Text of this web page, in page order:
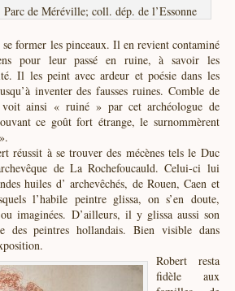
Parc de Méréville; coll. dép. de l’Essonne
former les pinceaux. Il en revient contaminé
pour leur passé en ruine, à savoir les
Il les peint avec ardeur et poésie dans les
inventer des fausses ruines. Comble de
voit ainsi « ruiné » par cet archéologue de
ce goût fort étrange, le surnommèrent
réussit à se trouver des mécènes tels le Duc
de La Rochefoucauld. Celui-ci lui
huiles d’ archevêchés, de Rouen, Caen et
l’habile peintre glissa, on s’en doute,
imaginées. D’ailleurs, il y glissa aussi son
peintres hollandais. Bien visible dans
Robert resta
fidèle aux